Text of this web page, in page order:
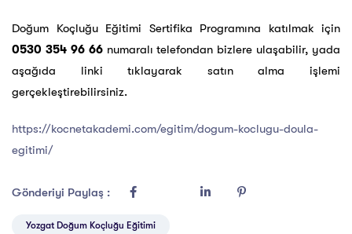
Doğum Koçluğu Eğitimi Sertifika Programına katılmak için
0530 354 96 66numaralı telefondan bizlere ulaşabilir, yada
aşağıda linki tıklayarak satın alma işlemi
gerçekleştirebilirsiniz.
https://kocnetakademi.com/egitim/dogum-koclugu-doula-
egitimi/
Gönderiyi Paylaş :
Yozgat Doğum Koçluğu Eğitimi